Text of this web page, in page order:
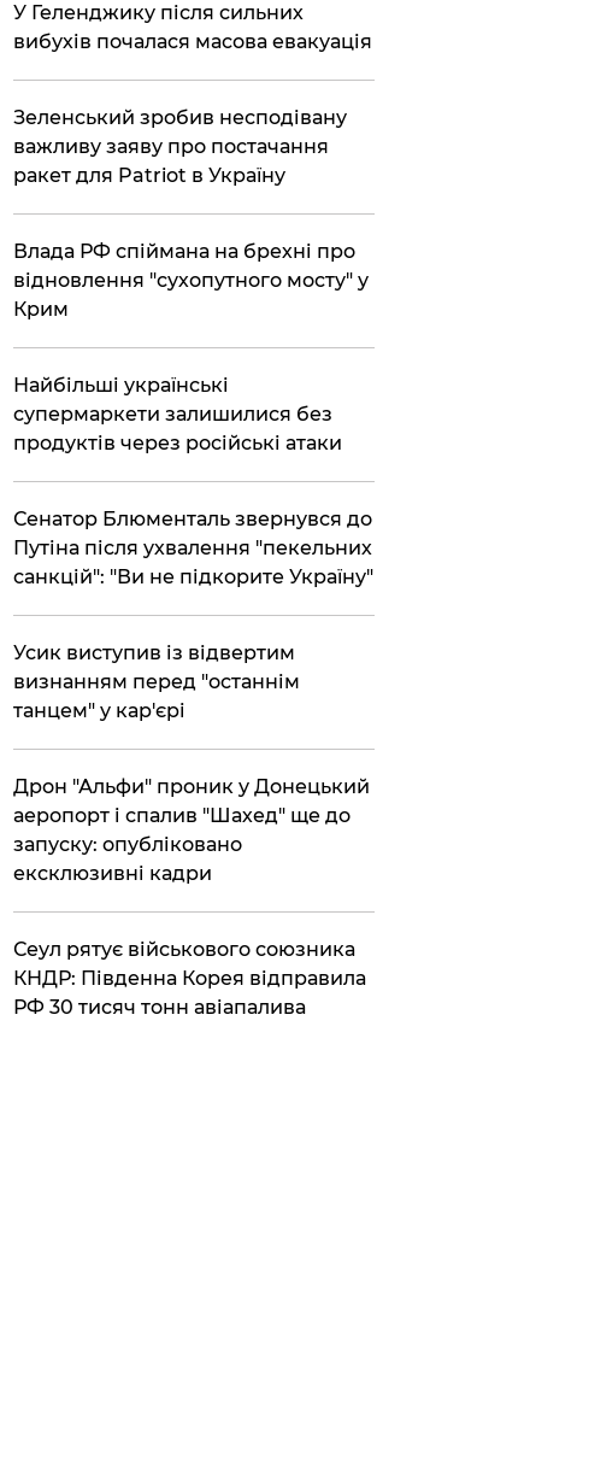
У Геленджику після сильних
вибухів почалася масова евакуація
Зеленський зробив несподівану
важливу заяву про постачання
ракет для Patriot в Україну
Влада РФ спіймана на брехні про
відновлення "сухопутного мосту" у
Крим
Найбільші українські
супермаркети залишилися без
продуктів через російські атаки
Сенатор Блюменталь звернувся до
Путіна після ухвалення "пекельних
санкцій": "Ви не підкорите Україну"
​Усик виступив із відвертим
визнанням перед "останнім
танцем" у кар'єрі
​Дрон "Альфи" проник у Донецький
аеропорт і спалив "Шахед" ще до
запуску: опубліковано
ексклюзивні кадри
​Сеул рятує військового союзника
КНДР: Південна Корея відправила
РФ 30 тисяч тонн авіапалива